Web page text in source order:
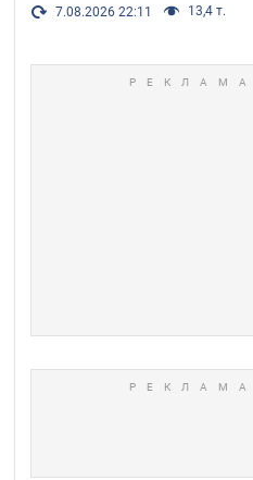
Фото7.08.2026 22:11 13,4 т.